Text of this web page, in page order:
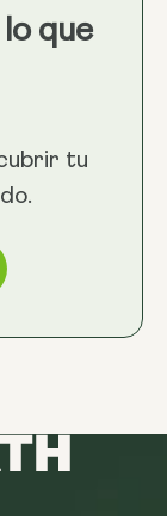
que
tu